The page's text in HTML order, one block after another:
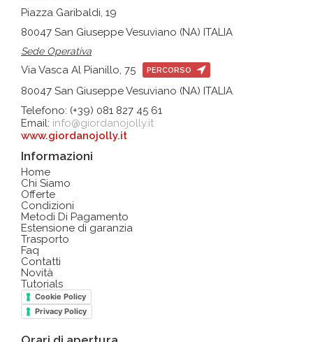
Piazza Garibaldi, 19
80047 San Giuseppe Vesuviano (NA) ITALIA
Sede Operativa
Via Vasca Al Pianillo, 75 PERCORSO
80047 San Giuseppe Vesuviano (NA) ITALIA
Telefono: (+39) 081 827 45 61
Email: info@giordanojolly.it
www.giordanojolly.it
Informazioni
Home
Chi Siamo
Offerte
Condizioni
Metodi Di Pagamento
Estensione di garanzia
Trasporto
Faq
Contatti
Novità
Tutorials
Cookie Policy
Privacy Policy